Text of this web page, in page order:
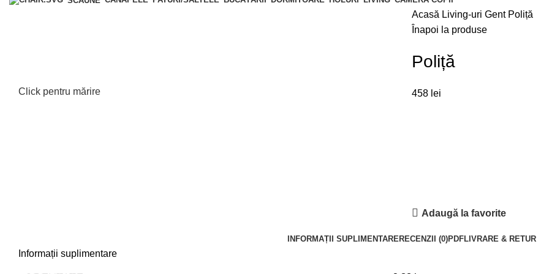
Click pentru mărire
Acasă Living-uri Gent Poliță
Înapoi la produse
Poliță
458 lei
Adaugă la favorite
INFORMAȚII SUPLIMENTARERECENZII (0)PDFLIVRARE & RETUR
Informații suplimentare